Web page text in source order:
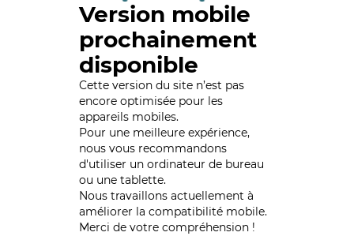
Version mobile
prochainement
disponible
Cette version du site n’est pas
encore optimisée pour les
appareils mobiles.
Pour une meilleure expérience,
nous vous recommandons
d'utiliser un ordinateur de bureau
ou une tablette.
Nous travaillons actuellement à
améliorer la compatibilité mobile.
Merci de votre compréhension !